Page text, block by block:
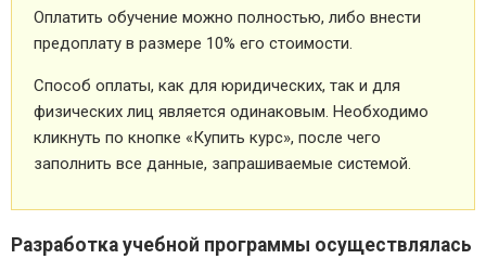
Оплатить обучение можно полностью, либо внести
предоплату в размере 10% его стоимости.
Способ оплаты, как для юридических, так и для
физических лиц является одинаковым. Необходимо
кликнуть по кнопке «Купить курс», после чего
заполнить все данные, запрашиваемые системой.
Разработка учебной программы осуществлялась